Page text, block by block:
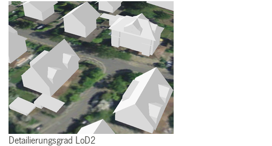
Detailierungsgrad LoD2